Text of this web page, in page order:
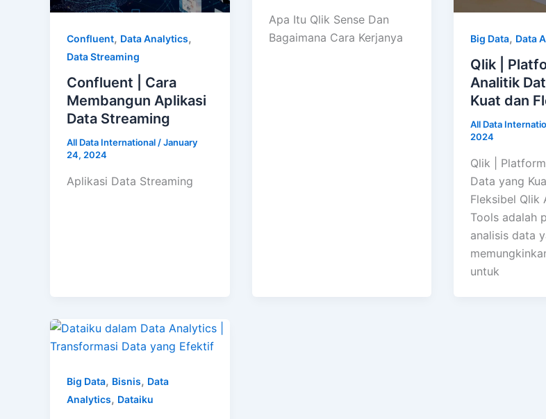
Confluent, Data Analytics,
Data Streaming
Confluent | Cara
Membangun Aplikasi
Data Streaming
All Data International/January
24, 2024
Aplikasi Data Streaming
Apa Itu Qlik Sense Dan
Bagaimana Cara Kerjanya
Big Data, Data
Qlik |
Analitik
Kuat dan
All Data
2024
Qlik |
Data yang
Fleksibel Qlik
Tools adalah
analisis data
untuk
Big Data, Bisnis, Data
Analytics, Dataiku